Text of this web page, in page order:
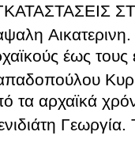
Αικατερινη.
έως τους
τα αρχαϊκά
Γεωργία.